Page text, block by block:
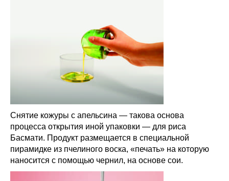
Снятие кожуры с апельсина — такова основа
процесса открытия иной упаковки — для риса
Басмати. Продукт размещается в специальной
пирамидке из пчелиного воска, «печать» на которую
наносится с помощью чернил, на основе сои.